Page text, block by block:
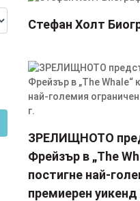
Стефан Холт
ЗРЕЛИЩНОТО
Фрейзър в „The
постигне най-
премиерен уикенд